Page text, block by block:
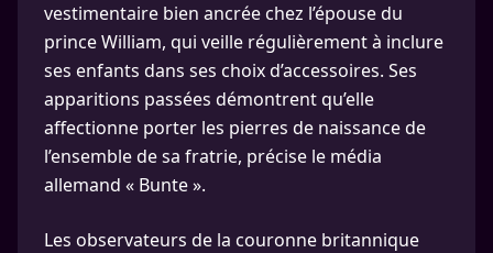
vestimentaire bien ancrée chez l’épouse du
prince William, qui veille régulièrement à inclure
ses enfants dans ses choix d’accessoires. Ses
apparitions passées démontrent qu’elle
affectionne porter les pierres de naissance de
l’ensemble de sa fratrie, précise le média
allemand « Bunte ».
Les observateurs de la couronne britannique